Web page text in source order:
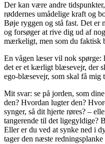
Der kan være andre
røddernes umådelige kraft og
Bøje ryggen og stå fast. Det er
og forsøger at rive dig ud af
mærkeligt, men som du faktisk
En vågen læser vil nok spørge:
det er et kærligt blæsevejr, der
ego-blæsevejr, som skal få mig
Mit svar: se på jorden, som
den? Hvordan lugter den?
synger, så dit hjerte røres? –
tangerende til det ligegyldige?
Eller er du ved at synke ned i
tager den næste